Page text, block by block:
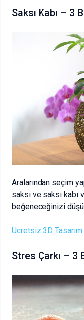
Saksı Kabı – 3
Aralarından seçim
saksı ve saksı kabı
beğeneceğinizi
Ücretsiz 3D
Stres Çarkı – 3